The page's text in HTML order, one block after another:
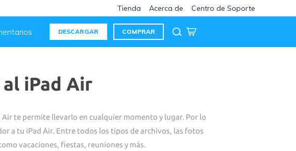
Tienda Acerca de Centro de Soporte
DESCARGAR COMPRAR
iPad Air
Air te permite llevarlo en cualquier momento y lugar. Por lo
a tu iPad Air. Entre todos los tipos de archivos, las fotos
vacaciones, fiestas, reuniones y más.